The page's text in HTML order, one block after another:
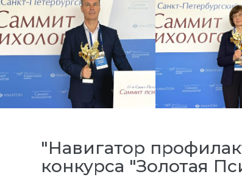
"Навигатор
конкурса "Золотая